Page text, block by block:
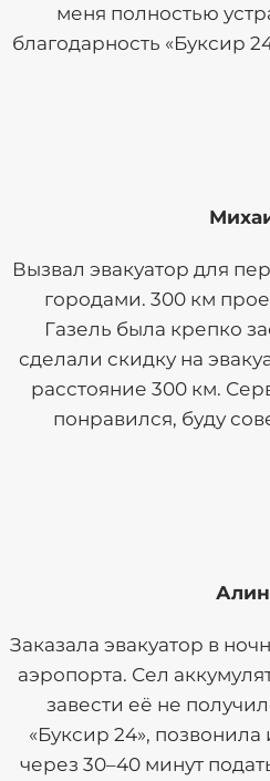
меня полностью
благодарность «Буксир
Вызвал эвакуатор для
городами. 300 км
Газель была крепко
сделали скидку на
расстояние 300 км.
понравился, буду
Заказала эвакуатор в
аэропорта. Сел
завести её не
«Буксир 24»,
через 30–40 минут